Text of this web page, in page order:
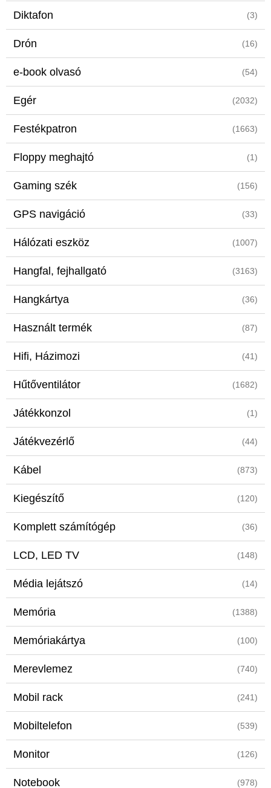
Diktafon (3)
Drón (16)
e-book olvasó (54)
Egér (2032)
Festékpatron (1663)
Floppy meghajtó (1)
Gaming szék (156)
GPS navigáció (33)
Hálózati eszköz (1007)
Hangfal, fejhallgató (3163)
Hangkártya (36)
Használt termék (87)
Hifi, Házimozi (41)
Hűtőventilátor (1682)
Játékkonzol (1)
Játékvezérlő (44)
Kábel (873)
Kiegészítő (120)
Komplett számítógép (36)
LCD, LED TV (148)
Média lejátszó (14)
Memória (1388)
Memóriakártya (100)
Merevlemez (740)
Mobil rack (241)
Mobiltelefon (539)
Monitor (126)
Notebook (978)